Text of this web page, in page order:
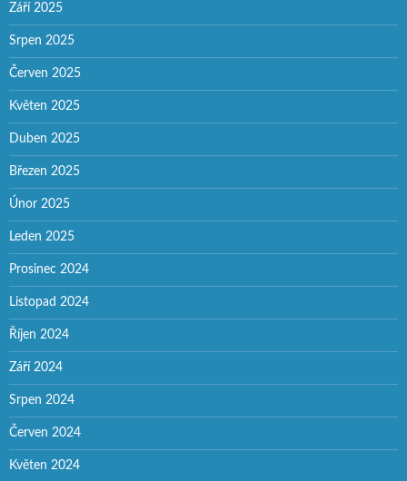
Září 2025
Srpen 2025
Červen 2025
Květen 2025
Duben 2025
Březen 2025
Únor 2025
Leden 2025
Prosinec 2024
Listopad 2024
Říjen 2024
Září 2024
Srpen 2024
Červen 2024
Květen 2024